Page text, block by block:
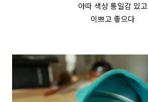
아따 색상 통일감 있고
이쁘고 좋으다